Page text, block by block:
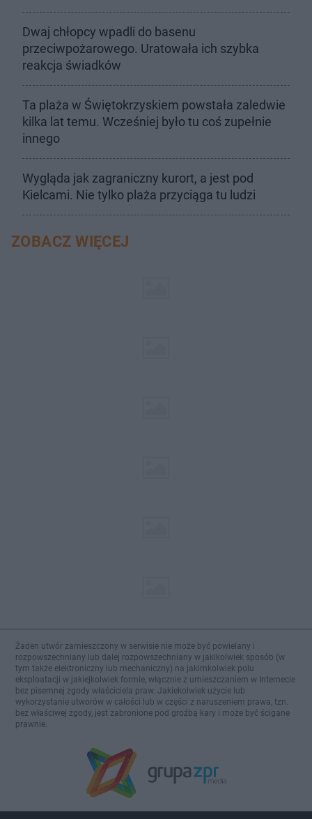
Dwaj chłopcy wpadli do basenu
przeciwpożarowego. Uratowała ich szybka
reakcja świadków
Ta plaża w Świętokrzyskiem powstała zaledwie
kilka lat temu. Wcześniej było tu coś zupełnie
innego
Wygląda jak zagraniczny kurort, a jest pod
Kielcami. Nie tylko plaża przyciąga tu ludzi
ZOBACZ WIĘCEJ
Żaden utwór zamieszczony w serwisie nie może być powielany i
rozpowszechniany lub dalej rozpowszechniany w jakikolwiek sposób (w
tym także elektroniczny lub mechaniczny) na jakimkolwiek polu
eksploatacji w jakiejkolwiek formie, włącznie z umieszczaniem w Internecie
bez pisemnej zgody właściciela praw. Jakiekolwiek użycie lub
wykorzystanie utworów w całości lub w części z naruszeniem prawa, tzn.
bez właściwej zgody, jest zabronione pod groźbą kary i może być ścigane
prawnie.